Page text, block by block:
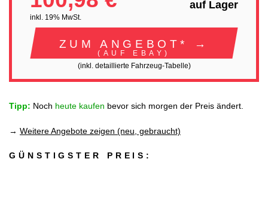
inkl. 19% MwSt.
auf Lager
ZUM ANGEBOT* →
(AUF EBAY)
(inkl. detaillierte Fahrzeug-Tabelle)
Tipp: Noch heute kaufen bevor sich morgen der Preis ändert.
→ Weitere Angebote zeigen (neu, gebraucht)
GÜNSTIGSTER PREIS: